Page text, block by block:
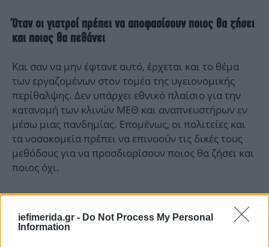
iefimerida.gr - Do Not Process My Personal
Information
Όταν οι γιατροί πρέπει να αποφασίσουν ποιος θα ζήσει
και ποιος θα πεθάνει
Και σαν να μην έφτανε αυτό, έρχεται και το θέμα
των εργαζομένων στον τομέα της υγειονομικής
περίθαλψης. Δεν υπάρχει εθνικό πλαίσιο για την
κατανομή των κλινών ΜΕΘ και αναπνευστήρων εν
μέσω μιας πανδημίας. Επομένως, οι πολιτείες και
τα νοσοκομεία πρέπει να επινοούν τις δικές τους
μεθόδους για να προσδιορίσουν ποιος θα ζήσει και
ποιος όχι.
Άτομα με σοβαρή άνοια και άλλα με σοβαρή
καρδιακή ανεπάρκεια ή χρόνια πενυμονική νόσο –
ασθένειες που συναντώνται σε ηλικιωμένους –